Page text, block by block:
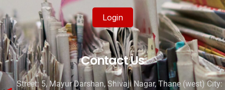
Login
Contact Us
Street: 5, Mayur Darshan, Shivaji Nagar, Thane (west) City: